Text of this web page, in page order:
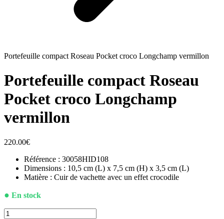
Portefeuille compact Roseau Pocket croco Longchamp vermillon
Portefeuille compact Roseau
Pocket croco Longchamp
vermillon
220.00€
Référence : 30058HID108
Dimensions : 10,5 cm (L) x 7,5 cm (H) x 3,5 cm (L)
Matière : Cuir de vachette avec un effet crocodile
● En stock